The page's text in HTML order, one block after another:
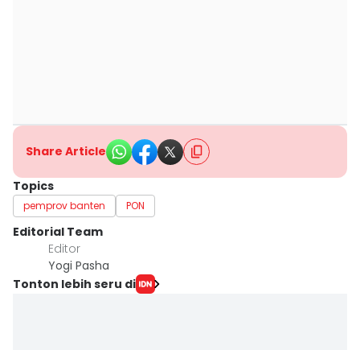
Share Article
Topics
pemprov banten PON
Editorial Team
Editor
Yogi Pasha
Tonton lebih seru di